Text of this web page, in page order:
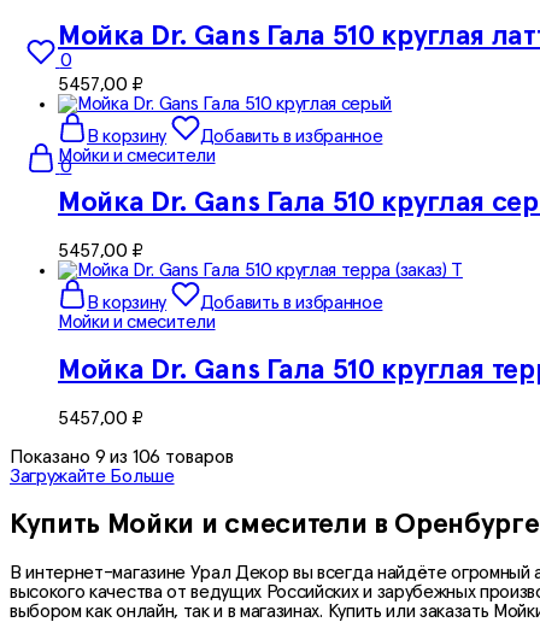
0
0
Мойка Dr. Gans Гала 510 круглая
5457,00 ₽
В корзину
Добавить в избранное
Мойки и смесители
Мойка Dr. Gans Гала 510 круглая
5457,00 ₽
В корзину
Добавить в избранное
Мойки и смесители
Мойка Dr. Gans Гала 510 круглая
5457,00 ₽
Показано 9из106 товаров
Загружайте Больше
Купить Мойки и смесители в Оренбурге
В интернет-магазине Урал Декор вы всегда найдёте
высокого качества от ведущих Российских и зарубежных
выбором как онлайн, так и в магазинах. Купить или заказать